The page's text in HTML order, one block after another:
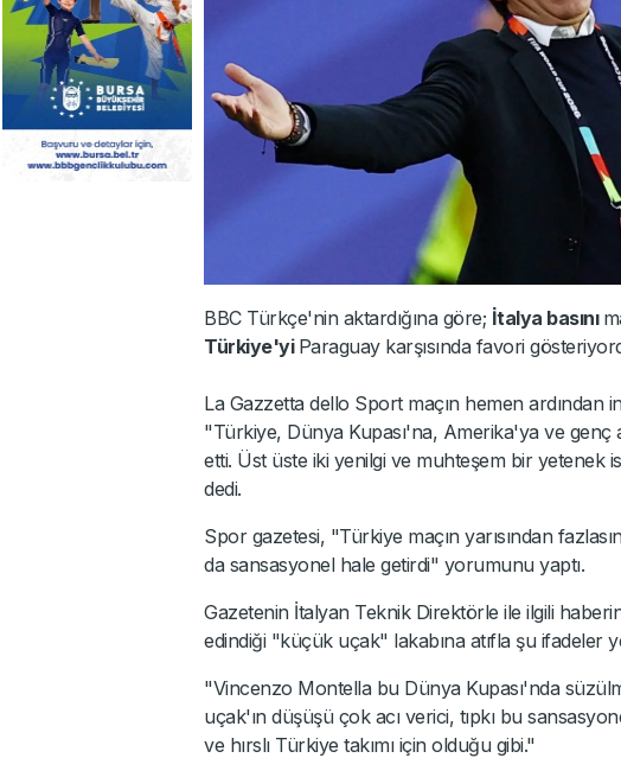
BBC Türkçe'nin aktardığına göre; İtalya basını
Türkiye'yi Paraguay karşısında favori
La Gazzetta dello Sport maçın hemen ardından
"Türkiye, Dünya Kupası'na, Amerika'ya ve
etti. Üst üste iki yenilgi ve muhteşem bir yetenek
dedi.
Spor gazetesi, "Türkiye maçın yarısından
da sansasyonel hale getirdi" yorumunu yaptı.
Gazetenin İtalyan Teknik Direktörle ile ilgili
edindiği "küçük uçak" lakabına atıfla şu ifadeler
"Vincenzo Montella bu Dünya Kupası'nda
uçak'ın düşüşü çok acı verici, tıpkı bu
ve hırslı Türkiye takımı için olduğu gibi."